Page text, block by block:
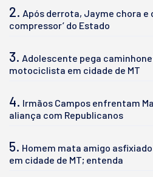
2. Após derrota, Jayme chora e
compressor’ do Estado
3. Adolescente pega
motociclista em cidade de MT
4. Irmãos Campos enfrentam
aliança com Republicanos
5. Homem mata amigo
em cidade de MT; entenda